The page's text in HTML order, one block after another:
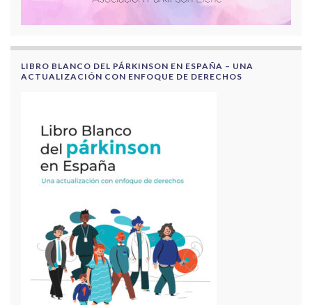
LIBRO BLANCO DEL PÁRKINSON EN ESPAÑA – UNA
ACTUALIZACIÓN CON ENFOQUE DE DERECHOS